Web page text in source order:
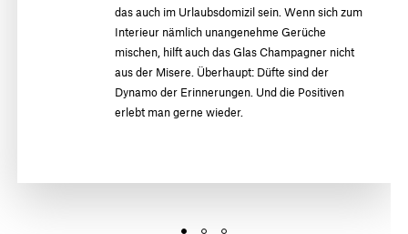
das auch im Urlaubsdomizil sein. Wenn sich zum
Interieur nämlich unangenehme Gerüche
mischen, hilft auch das Glas Champagner nicht
aus der Misere. Überhaupt: Düfte sind der
Dynamo der Erinnerungen. Und die Positiven
erlebt man gerne wieder.